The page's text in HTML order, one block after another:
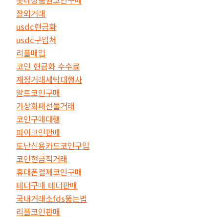
장외거래
usdc현금화
usdc구입처
리플매입
코인 현금화 수수료
재정거래세탁대행사
알트코인구매
가상화폐선물거래
코인구매대행
파이코인판매
도난신용카드코인구입
코인현금직거래
휴대폰결제코인구매
테더구매 테더판매
국내거래소fds뚫는법
리플코인판매